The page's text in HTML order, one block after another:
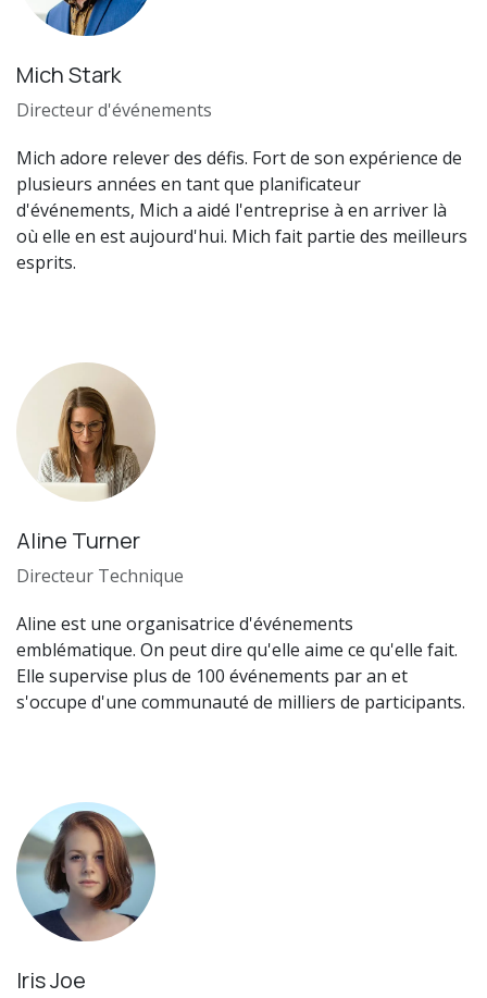
Mich Stark
Directeur d'événements
Mich adore relever des défis. Fort de son expérience de
plusieurs années en tant que planificateur
d'événements, Mich a aidé l'entreprise à en arriver là
où elle en est aujourd'hui. Mich fait partie des meilleurs
esprits.
Aline Turner
Directeur Technique
Aline est une organisatrice d'événements
emblématique. On peut dire qu'elle aime ce qu'elle fait.
Elle supervise plus de 100 événements par an et
s'occupe d'une communauté de milliers de participants.
Iris Joe